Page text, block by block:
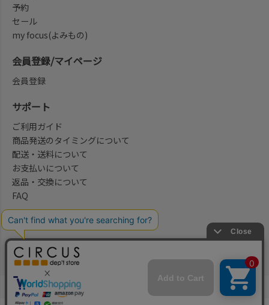
会社概要/お問合せ先
予約
セール
my focus(よみもの)
会員登録/マイページ
会員登録
サポート
ご利用ガイド
商品発送のタイミングについて
配送・送料について
お支払いについて
返品・交換について
FAQ
法律に基づく表示 プライバシーポリシー
©2004-2026 子供服・キッズ服の通販Circus All Rights reserved.